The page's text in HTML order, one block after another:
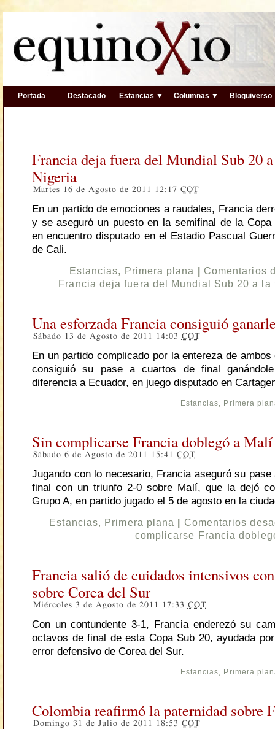
Portada Destacado Estancias ▼ Columnas ▼ Bloguiverso
Francia deja fuera del Mundial Sub 20
Nigeria
Martes 16 de Agosto de 2011 12:17 COT
En un partido de emociones a raudales, Francia
y se aseguró un puesto en la semifinal de la Copa
en encuentro disputado en el Estadio Pascual
de Cali.
Estancias, Primera plana
Comentarios
Francia deja fuera del Mundial Sub 20 a
Una esforzada Francia consiguió
Sábado 13 de Agosto de 2011 14:03 COT
En un partido complicado por la entereza de
consiguió su pase a cuartos de final
diferencia a Ecuador, en juego disputado en
Estancias, Primera
Sin complicarse Francia doblegó a
Sábado 6 de Agosto de 2011 15:41 COT
Jugando con lo necesario, Francia aseguró su
final con un triunfo 2-0 sobre Malí, que la dejó
Grupo A, en partido jugado el 5 de agosto en la
Estancias, Primera plana
Comentarios
complicarse Francia
Francia salió de cuidados intensivos
sobre Corea del Sur
Miércoles 3 de Agosto de 2011 17:33 COT
Con un contundente 3-1, Francia enderezó su
octavos de final de esta Copa Sub 20, ayudada
error defensivo de Corea del Sur.
Estancias, Primera
Colombia reafirmó la paternidad sobre
Domingo 31 de Julio de 2011 18:53 COT